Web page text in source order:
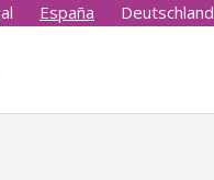
España Deutschland